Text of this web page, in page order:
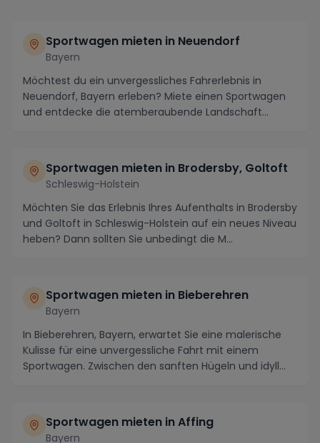
Sportwagen mieten in Neuendorf
Bayern
Möchtest du ein unvergessliches Fahrerlebnis in
Neuendorf, Bayern erleben? Miete einen Sportwagen
und entdecke die atemberaubende Landschaft
Sportwagen mieten in Brodersby, Goltoft
Schleswig-Holstein
Möchten Sie das Erlebnis Ihres Aufenthalts in Brodersby
und Goltoft in Schleswig-Holstein auf ein neues Niveau
heben? Dann sollten Sie unbedingt die M...
Sportwagen mieten in Bieberehren
Bayern
In Bieberehren, Bayern, erwartet Sie eine malerische
Kulisse für eine unvergessliche Fahrt mit einem
Sportwagen. Zwischen den sanften Hügeln und idyll...
Sportwagen mieten in Affing
Bayern